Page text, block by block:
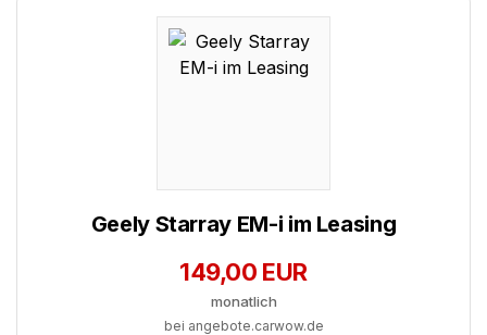
Geely Starray EM-i im Leasing
149,00 EUR
monatlich
bei angebote.carwow.de